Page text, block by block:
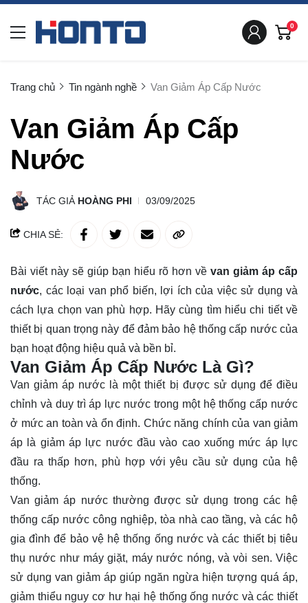
0
Trang chủ Tin ngành nghề Van Giảm Áp Cấp Nước
Van Giảm Áp Cấp
Nước
TÁC GIẢ HOÀNG PHI 03/09/2025
CHIA SẺ:
Bài viết này sẽ giúp bạn hiểu rõ hơn về van giảm áp cấp
nước, các loại van phổ biến, lợi ích của việc sử dụng và
cách lựa chọn van phù hợp. Hãy cùng tìm hiểu chi tiết về
thiết bị quan trọng này để đảm bảo hệ thống cấp nước của
bạn hoạt động hiệu quả và bền bỉ.
Van Giảm Áp Cấp Nước Là Gì?
Van giảm áp nước là một thiết bị được sử dụng để điều
chỉnh và duy trì áp lực nước trong một hệ thống cấp nước
ở mức an toàn và ổn định. Chức năng chính của van giảm
áp là giảm áp lực nước đầu vào cao xuống mức áp lực
đầu ra thấp hơn, phù hợp với yêu cầu sử dụng của hệ
thống.
Van giảm áp nước thường được sử dụng trong các hệ
thống cấp nước công nghiệp, tòa nhà cao tầng, và các hộ
gia đình để bảo vệ hệ thống ống nước và các thiết bị tiêu
thụ nước như máy giặt, máy nước nóng, và vòi sen. Việc
sử dụng van giảm áp giúp ngăn ngừa hiện tượng quá áp,
giảm thiểu nguy cơ hư hại hệ thống ống nước và các thiết